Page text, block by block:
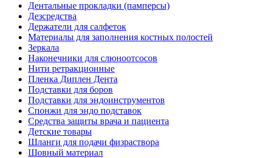
Дентальные прокладки (памперсы)
Дезсредства
Держатели для салфеток
Материалы для заполнения костных полостей
Зеркала
Наконечники для слюноотсосов
Нити ретракционные
Пленка Диплен Дента
Подставки для боров
Подставки для эндоинструментов
Спонжи для эндо подставок
Средства защиты врача и пациента
Детские товары
Шланги для подачи физраствора
Шовный материал